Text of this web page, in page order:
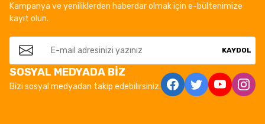
Kampanya ve yeniliklerden haberdar olmak için e-bültenimize
kayıt olun.
KAYDOL
SOSYAL MEDYADA BİZ
Bizi sosyal medyadan takip edebilirsiniz.